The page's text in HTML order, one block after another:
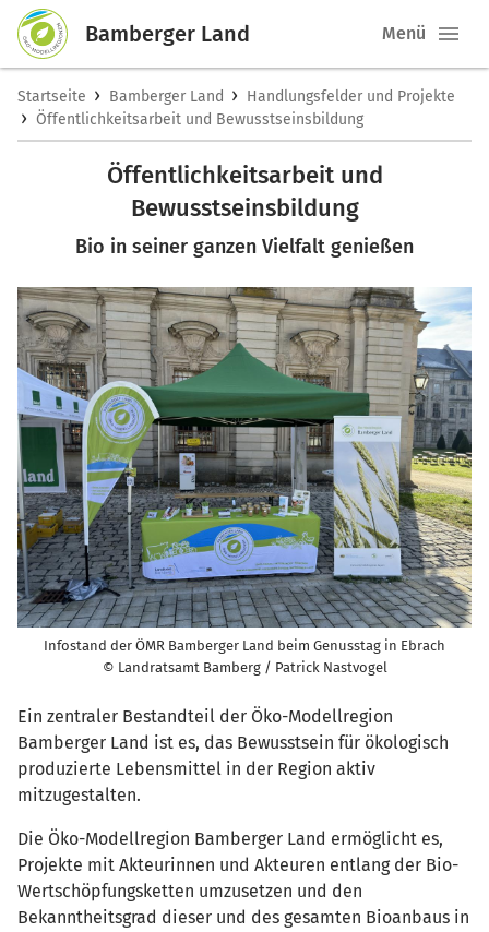
Bamberger Land Menü
Startseite › Bamberger Land › Handlungsfelder und Projekte
› Öffentlichkeitsarbeit und Bewusstseinsbildung
Öffentlichkeitsarbeit und
Bewusstseinsbildung
Bio in seiner ganzen Vielfalt genießen
Infostand der ÖMR Bamberger Land beim Genusstag in Ebrach
© Landratsamt Bamberg / Patrick Nastvogel
Ein zentraler Bestandteil der Öko-Modellregion
Bamberger Land ist es, das Bewusstsein für ökologisch
produzierte Lebensmittel in der Region aktiv
mitzugestalten.
Die Öko-Modellregion Bamberger Land ermöglicht es,
Projekte mit Akteurinnen und Akteuren entlang der Bio-
Wertschöpfungsketten umzusetzen und den
Bekanntheitsgrad dieser und des gesamten Bioanbaus in